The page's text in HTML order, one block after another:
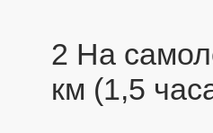
2 На
км (1,5